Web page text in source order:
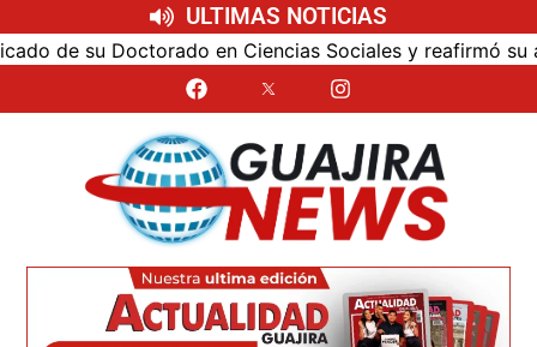
ULTIMAS NOTICIAS
en Ciencias Sociales y reafirmó su apuesta por la